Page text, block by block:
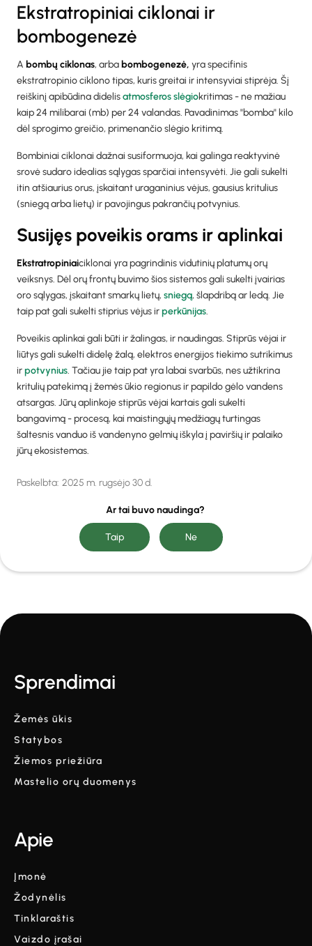
Ekstratropiniai ciklonai ir
bombogenezė
A bombų ciklonas, arba bombogenezė, yra specifinis
ekstratropinio ciklono tipas, kuris greitai ir intensyviai stiprėja. Šį
reiškinį apibūdina didelisatmosferos slėgiokritimas - ne mažiau
kaip 24 milibarai (mb) per 24 valandas. Pavadinimas "bomba" kilo
dėl sprogimo greičio, primenančio slėgio kritimą.
Bombiniai ciklonai dažnai susiformuoja, kai galinga reaktyvinė
srovė sudaro idealias sąlygas sparčiai intensyvėti. Jie gali sukelti
itin atšiaurius orus, įskaitant uraganinius vėjus, gausius kritulius
(sniegą arba lietų) ir pavojingus pakrančių potvynius.
Susijęs poveikis orams ir aplinkai
‍Ekstratropiniaiciklonai yra pagrindinis vidutinių platumų orų
veiksnys. Dėl orų frontų buvimo šios sistemos gali sukelti įvairias
oro sąlygas, įskaitant smarkų lietų, sniegą, šlapdribą ar ledą. Jie
taip pat gali sukelti stiprius vėjus irperkūnijas.
Poveikis aplinkai gali būti ir žalingas, ir naudingas. Stiprūs vėjai ir
liūtys gali sukelti didelę žalą, elektros energijos tiekimo sutrikimus
irpotvynius. Tačiau jie taip pat yra labai svarbūs, nes užtikrina
kritulių patekimą į žemės ūkio regionus ir papildo gėlo vandens
atsargas. Jūrų aplinkoje stiprūs vėjai kartais gali sukelti
bangavimą - procesą, kai maistingųjų medžiagų turtingas
šaltesnis vanduo iš vandenyno gelmių iškyla į paviršių ir palaiko
jūrų ekosistemas.
Paskelbta: 2025 m. rugsėjo 30 d.
Ar tai buvo naudinga?
Sprendimai
Žemės ūkis
Statybos
Žiemos priežiūra
Mastelio orų duomenys
Apie
Įmonė
Žodynėlis
Tinklaraštis
Vaizdo įrašai